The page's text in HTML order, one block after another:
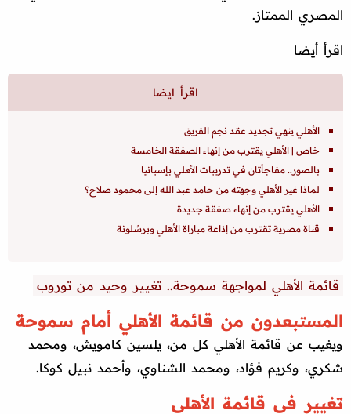
المصري الممتاز.
اقرأ أيضا
الأهلي ينهي تجديد عقد نجم الفريق
خاص | الأهلي يقترب من إنهاء الصفقة الخامسة
بالصور.. مفاجأتان في تدريبات الأهلي بإسبانيا
لماذا غير الأهلي وجهته من حامد عبد الله إلى محمود صلاح؟
الأهلي يقترب من إنهاء صفقة جديدة
قناة مصرية تقترب من إذاعة مباراة الأهلي وبرشلونة
قائمة الأهلي لمواجهة سموحة.. تغيير وحيد من توروب
المستبعدون من قائمة الأهلي أمام سموحة
ويغيب عن قائمة الأهلي كل من، يلسين كامويش، ومحمد
شكري، وكريم فؤاد، ومحمد الشناوي، وأحمد نبيل كوكا.
تغيير في قائمة الأهلي